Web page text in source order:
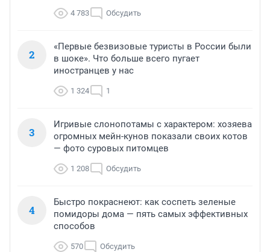
4 783 Обсудить
2
«Первые безвизовые туристы в России были
в шоке». Что больше всего пугает
иностранцев у нас
1 324 1
3
Игривые слонопотамы с характером: хозяева
огромных мейн-кунов показали своих котов
— фото суровых питомцев
1 208 Обсудить
4
Быстро покраснеют: как соспеть зеленые
помидоры дома — пять самых эффективных
способов
570 Обсудить